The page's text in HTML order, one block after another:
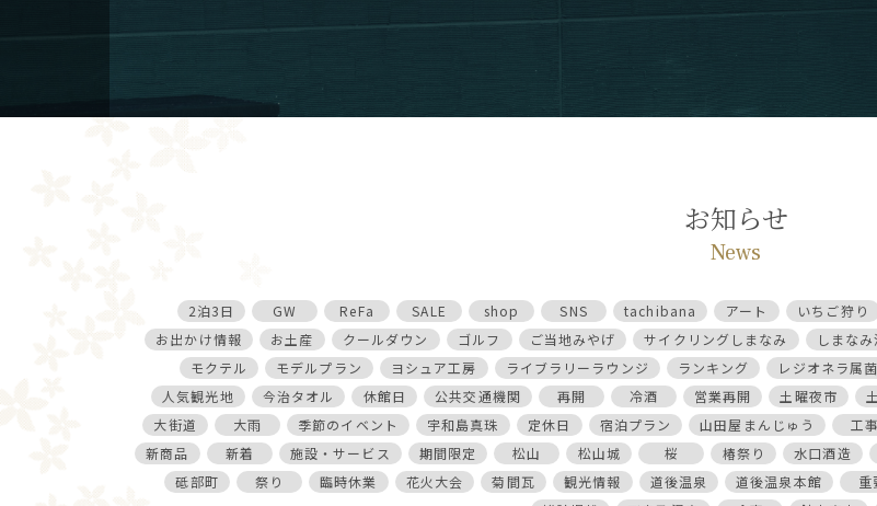
お知らせ
News
2泊3日 GW ReFa SALE shop SNS tachibana アート いちご狩り
お出かけ情報
お土産 クールダウン ゴルフ ご当地みやげ サイクリングしまなみ しまなみ
モクテル
モデルプラン ヨシュア工房 ライブラリーラウンジ ランキング レジオネラ属菌
人気観光地
今治タオル 休館日 公共交通機関 再開 冷酒 営業再開 土曜夜市
大街道
大雨 季節のイベント 宇和島真珠 定休日 宿泊プラン 山田屋まんじゅう 工事
新商品
新着 施設・サービス 期間限定 松山 松山城 桜 椿祭り 水口酒造
砥部町
祭り 臨時休業 花火大会 菊間瓦 観光情報 道後温泉 道後温泉本館 重